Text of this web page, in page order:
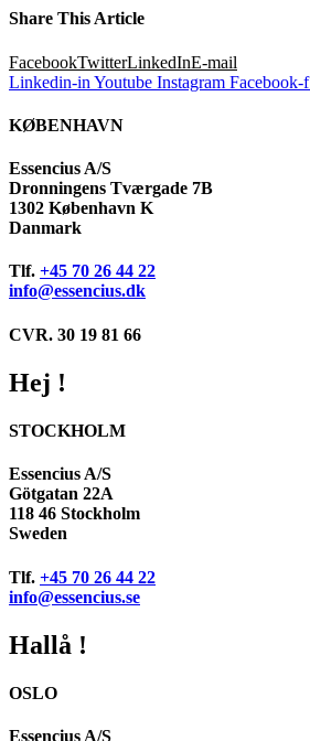
Share This Article
FacebookTwitterLinkedInE-mail
Linkedin-in Youtube Instagram Facebook-f
KØBENHAVN
Essencius A/S
Dronningens Tværgade 7B
1302 København K
Danmark
Tlf. +45 70 26 44 22
info@essencius.dk
CVR. 30 19 81 66
Hej !
STOCKHOLM
Essencius A/S
Götgatan 22A
118 46 Stockholm
Sweden
Tlf. +45 70 26 44 22
info@essencius.se
Hallå !
OSLO
Essencius A/S